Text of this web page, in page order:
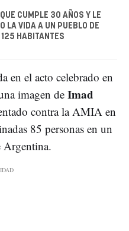
CUMPLE 30 AÑOS Y LE
LA VIDA A UN PUEBLO DE
125 HABITANTES
en el acto celebrado en
imagen deImad
contra la AMIA en
85 personas en un